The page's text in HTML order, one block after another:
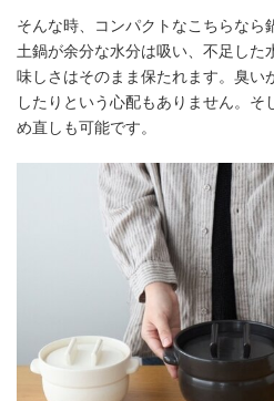
そんな時、コンパクトなこちらなら
土鍋が余分な水分は吸い、不足した
味しさはそのまま保たれます。臭い
したりという心配もありません。そ
め直しも可能です。